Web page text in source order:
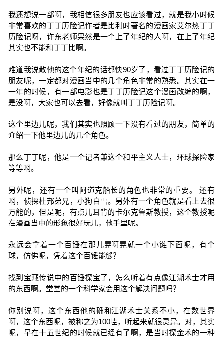
我还想说一部啊，我相信很多朋友也应该看过，就是我小时候
非常喜欢的丁丁历险记作者是比利时著名的漫画家艾尔热丁丁
历险记呀，许东老师果然是一个上了年纪的人啊，在上了年纪
其实也不能和丁丁比啊。
难道我说散他的这个年纪的话都快90岁了，看过丁丁历险记的
朋友呢，一定都对漫画当中的几个角色非常的熟悉。其实在一
一年的时候，有一部电影也是丁丁历险记这个漫画改编的啊，
是没啊，大家也可以去看，好像就叫丁丁历险记啊。
这个里边儿呢，我们其实也照顾一下没有看过的朋友，简单的
介绍一下他里边儿的几个角色。
那么丁丁呢，他是一个记者兼这个和平主义人士，环球探险家
等等啊。
另外呢，还有一个叫阿道克船长的角色也非常的重要。 还有
啊，侦探杜邦弟兄，小狗白雪。另外有一个角色就是看上去很
万能的，但是呢，有点儿耳背的卡尔克鲁斯教授，这个教授呢
在漫画当中的形象很好玩儿，他手里呢。
永远会拿着一个百锤在那儿晃啊晃就一个小链下面呢，有个
球，仿佛呢，凭着这个百锤能够？
找到宝藏传说中的百锤探宝了，怎么听着有点像江湖术士才用
的东西啊。堂堂的一个科学家会用这个解决问题吗？
你别说啊，这个东西他的确和江湖术士关系不小，在数世界
啊，这个东西呢，被称之为100哇，听起来就很灵异。对，其实
呢，早在十五世纪的时候就已经有了啊，是当时探金术的一种